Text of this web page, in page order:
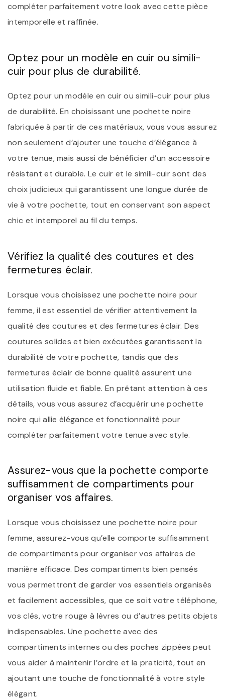
compléter parfaitement votre look avec cette pièce
intemporelle et raffinée.
Optez pour un modèle en cuir ou simili-
cuir pour plus de durabilité.
Optez pour un modèle en cuir ou simili-cuir pour plus
de durabilité. En choisissant une pochette noire
fabriquée à partir de ces matériaux, vous vous assurez
non seulement d’ajouter une touche d’élégance à
votre tenue, mais aussi de bénéficier d’un accessoire
résistant et durable. Le cuir et le simili-cuir sont des
choix judicieux qui garantissent une longue durée de
vie à votre pochette, tout en conservant son aspect
chic et intemporel au fil du temps.
Vérifiez la qualité des coutures et des
fermetures éclair.
Lorsque vous choisissez une pochette noire pour
femme, il est essentiel de vérifier attentivement la
qualité des coutures et des fermetures éclair. Des
coutures solides et bien exécutées garantissent la
durabilité de votre pochette, tandis que des
fermetures éclair de bonne qualité assurent une
utilisation fluide et fiable. En prêtant attention à ces
détails, vous vous assurez d’acquérir une pochette
noire qui allie élégance et fonctionnalité pour
compléter parfaitement votre tenue avec style.
Assurez-vous que la pochette comporte
suffisamment de compartiments pour
organiser vos affaires.
Lorsque vous choisissez une pochette noire pour
femme, assurez-vous qu’elle comporte suffisamment
de compartiments pour organiser vos affaires de
manière efficace. Des compartiments bien pensés
vous permettront de garder vos essentiels organisés
et facilement accessibles, que ce soit votre téléphone,
vos clés, votre rouge à lèvres ou d’autres petits objets
indispensables. Une pochette avec des
compartiments internes ou des poches zippées peut
vous aider à maintenir l’ordre et la praticité, tout en
ajoutant une touche de fonctionnalité à votre style
élégant.